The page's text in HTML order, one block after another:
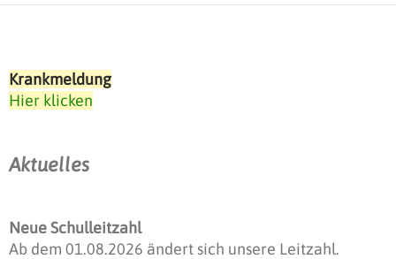
Krankmeldung
Hier klicken
Aktuelles
Neue Schulleitzahl
Ab dem 01.08.2026 ändert sich unsere Leitzahl.